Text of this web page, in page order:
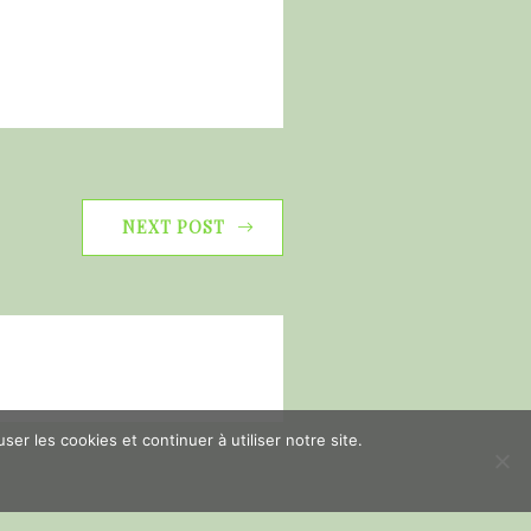
NEXT POST
les cookies et continuer à utiliser notre site.